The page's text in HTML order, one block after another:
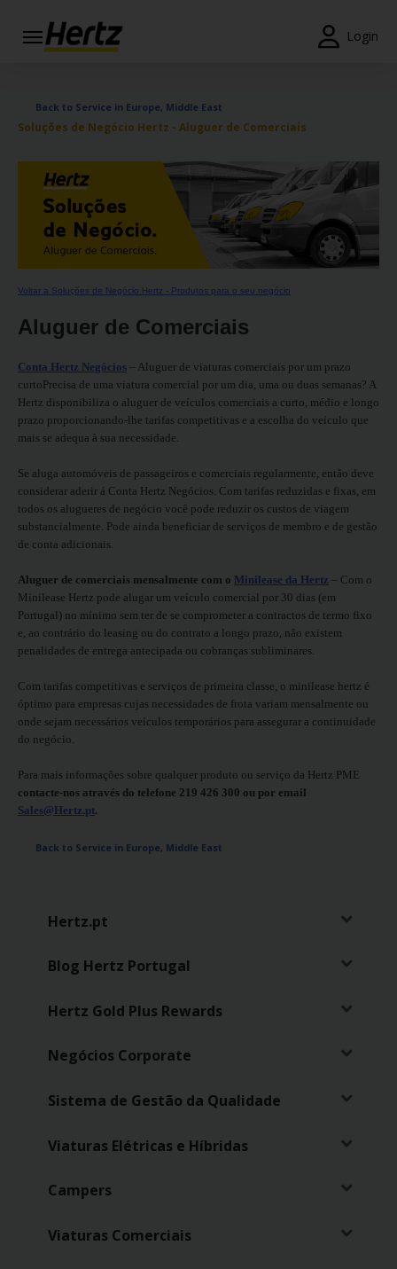
Login
Modificar/Cancelar
Estações
Campanhas
Join /
Gold
Overview
Ajuda
Carrinhas
Elétricos
Carros
Premium
Produtos
e
Serviços
Campers
Alugueres
Mensais
Campanhas
Lojas
Back to Service in Europe, Middle East
Soluções de Negócio Hertz - Aluguer de Comerciais
Voltar a Soluções de Negócio Hertz - Produtos para o seu negócio
Aluguer de Comerciais
Conta Hertz Negócios – Aluguer de viaturas comerciais por um prazo
curtoPrecisa de uma viatura comercial por um dia, uma ou duas semanas? A
Hertz disponibiliza o aluguer de veículos comerciais a curto, médio e longo
prazo proporcionando-lhe tarifas competitivas e a escolha do veículo que
mais se adequa à sua necessidade.
Se aluga automóveis de passageiros e comerciais regularmente, então deve
considerar aderir á Conta Hertz Negócios. Com tarifas reduzidas e fixas, em
todos os alugueres de negócio você pode reduzir os custos de viagem
substancialmente. Pode ainda beneficiar de serviços de membro e de gestão
de conta adicionais.
Aluguer de comerciais mensalmente com o Minilease da Hertz – Com o
Minilease Hertz pode alugar um veículo comercial por 30 dias (em
Portugal) no mínimo sem ter de se comprometer a contractos de termo fixo
e, ao contrário do leasing ou do contrato a longo prazo, não existem
penalidades de entrega antecipada ou cobranças subliminares.
Com tarifas competitivas e serviços de primeira classe, o minilease hertz é
óptimo para empresas cujas necessidades de frota variam mensalmente ou
onde sejam necessários veículos temporários para assegurar a continuidade
do negócio.
Para mais informações sobre qualquer produto ou serviço da Hertz PME
contacte-nos através do telefone 219 426 300 ou por email
Sales@Hertz.pt.
Back to Service in Europe, Middle East
Hertz.pt
Blog Hertz Portugal
Hertz Gold Plus Rewards
Negócios Corporate
Sistema de Gestão da Qualidade
Viaturas Elétricas e Híbridas
Campers
Viaturas Comerciais